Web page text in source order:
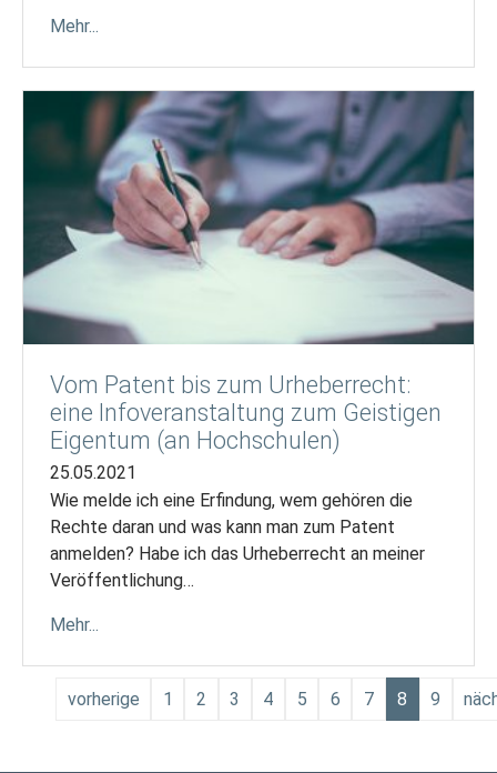
Mehr...
Vom Patent bis zum Urheberrecht:
eine Infoveranstaltung zum Geistigen
Eigentum (an Hochschulen)
25.05.2021
Wie melde ich eine Erfindung, wem gehören die
Rechte daran und was kann man zum Patent
anmelden? Habe ich das Urheberrecht an meiner
Veröffentlichung…
Mehr...
vorherige 1 2 3 4 5 6 7 8 9